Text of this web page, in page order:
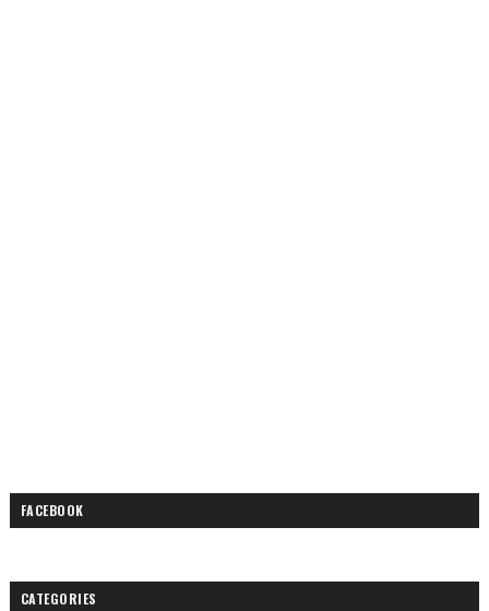
FACEBOOK
CATEGORIES